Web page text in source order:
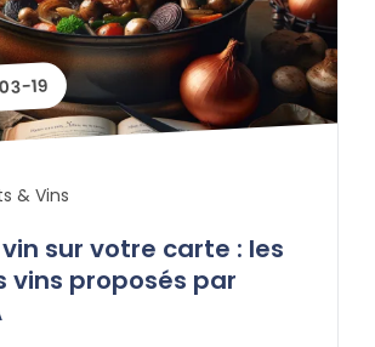
19
& Vins
sur votre carte : les
vins proposés par